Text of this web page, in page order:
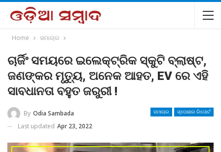
Home ସମାଚାର
ଚାର୍ଜିଂ ସମୟରେ ଇଲେକ୍ଟ୍ରିକ ସ୍କୁଟି ବ୍ଲାଷ୍ଟ,
ଜଣଙ୍କର ମୃତ୍ୟୁ, ଅନେକ ଆହତ, EV ରେ ଏହି
ସାବଧାନତା ବହୁତ ଜରୁରୀ !
ସମାଚାର ସ୍ପେଶାଲ ରିପୋର୍ଟ
By Odia Sambada
Last updated Apr 23, 2022